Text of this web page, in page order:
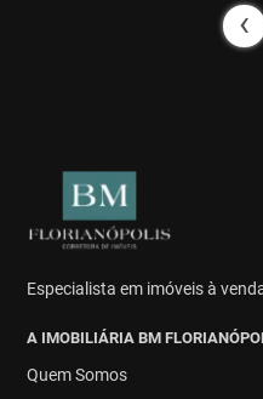
‹
Especialista em imóveis à
A IMOBILIÁRIA BM
Quem Somos